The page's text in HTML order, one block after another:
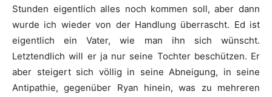
Stunden eigentlich alles noch kommen soll, aber dann
wurde ich wieder von der Handlung überrascht. Ed ist
eigentlich ein Vater, wie man ihn sich wünscht.
Letztendlich will er ja nur seine Tochter beschützen. Er
aber steigert sich völlig in seine Abneigung, in seine
Antipathie, gegenüber Ryan hinein, was zu mehreren